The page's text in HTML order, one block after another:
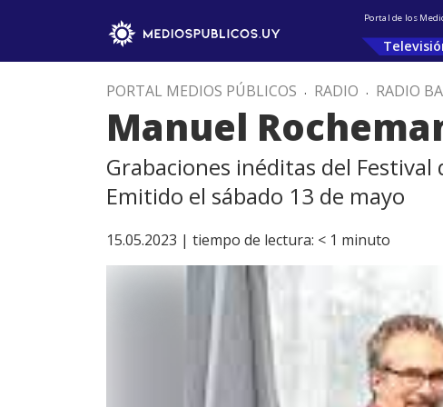
Portal de los
PORTAL MEDIOS PÚBLICOS . RADIO . RADIO
Manuel
Grabaciones inéditas del Festival
Emitido el sábado 13 de mayo
15.05.2023 | tiempo de lectura: < 1 minuto